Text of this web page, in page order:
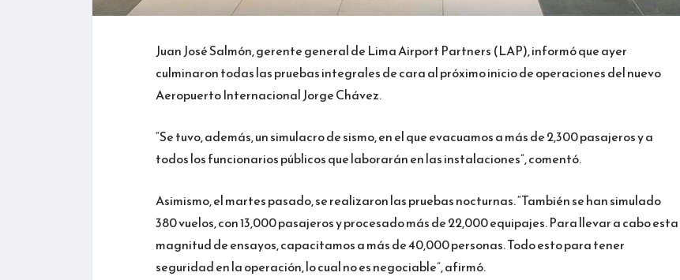
Juan José Salmón, gerente general de Lima Airport Partners (LAP), informó que ayer
culminaron todas las pruebas integrales de cara al próximo inicio de operaciones del nuevo
Aeropuerto Internacional Jorge Chávez.
“Se tuvo, además, un simulacro de sismo, en el que evacuamos a más de 2,300 pasajeros y a
todos los funcionarios públicos que laborarán en las instalaciones”, comentó.
Asimismo, el martes pasado, se realizaron las pruebas nocturnas. “También se han simulado
380 vuelos, con 13,000 pasajeros y procesado más de 22,000 equipajes. Para llevar a cabo esta
magnitud de ensayos, capacitamos a más de 40,000 personas. Todo esto para tener
seguridad en la operación, lo cual no es negociable”, afirmó.